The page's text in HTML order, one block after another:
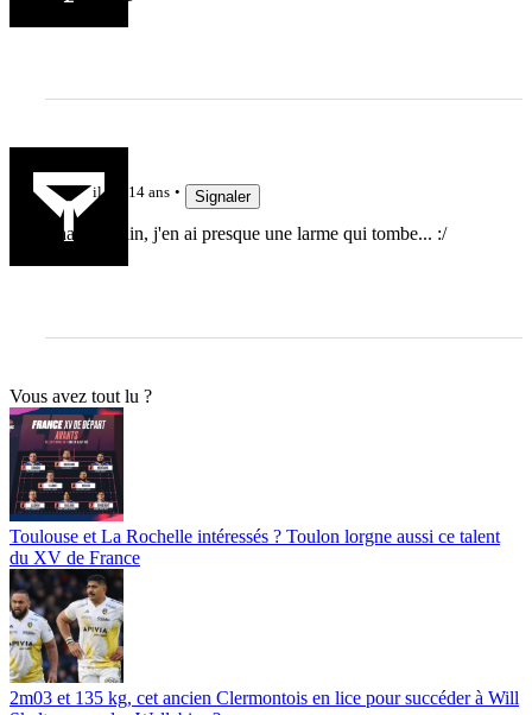
il y a 14 ans Signaler
Raaah putain, j'en ai presque une larme qui tombe... :/
Vous avez tout lu ?
Toulouse et La Rochelle intéressés ? Toulon lorgne aussi ce talent
du XV de France
2m03 et 135 kg, cet ancien Clermontois en lice pour succéder à Will